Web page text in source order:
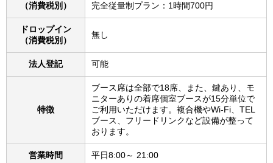
（消費税別）
完全従量制プラン：1時間700円
ドロップイン
（消費税別）
無し
法人登記 可能
特徴
ブース席は全部で18席、また、鍵あり、モ
ニターありの着席個室ブースが15分単位で
ご利用いただけます。複合機やWi-Fi、TEL
ブース、フリードリンクなど設備が整って
おります。
営業時間 平日8:00～ 21:00